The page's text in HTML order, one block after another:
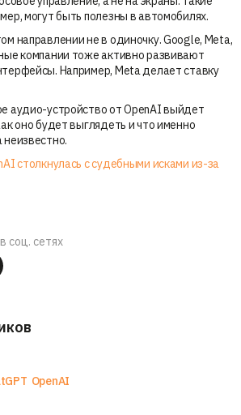
могут быть полезны в автомобилях.
направлении не в одиночку. Google, Meta,
компании тоже активно развивают
Например, Meta делает ставку
аудио-устройство от OpenAI выйдет
оно будет выглядеть и что именно
столкнулась с судебными исками из-за
соц. сетях
OpenAI